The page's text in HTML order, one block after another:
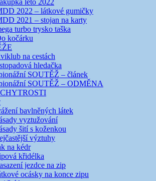
léto 2022
2022 – látkové gumičky
2021 – stojan na karty
turbo trysko taška
kočárku
na cestách
hledačka
SOUTĚŽ – článek
SOUTĚŽ – ODMĚNA
bavlněných látek
vyztužování
šití s koženkou
výztuhy
na kédr
křidélka
jezdce na zip
ocásky na konce zipu